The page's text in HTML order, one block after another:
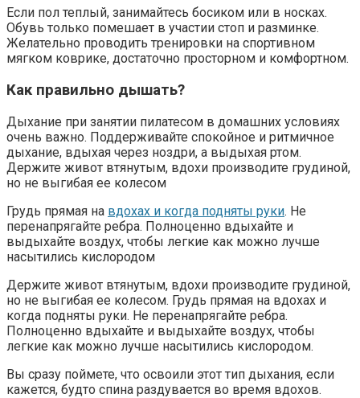
Если пол теплый, занимайтесь босиком или в носках.
Обувь только помешает в участии стоп и разминке.
Желательно проводить тренировки на спортивном
мягком коврике, достаточно просторном и комфортном.
Как правильно дышать?
Дыхание при занятии пилатесом в домашних условиях
очень важно. Поддерживайте спокойное и ритмичное
дыхание, вдыхая через ноздри, а выдыхая ртом.
Держите живот втянутым, вдохи производите грудиной,
но не выгибая ее колесом
Грудь прямая на вдохах и когда подняты руки. Не
перенапрягайте ребра. Полноценно вдыхайте и
выдыхайте воздух, чтобы легкие как можно лучше
насытились кислородом
Держите живот втянутым, вдохи производите грудиной,
но не выгибая ее колесом. Грудь прямая на вдохах и
когда подняты руки. Не перенапрягайте ребра.
Полноценно вдыхайте и выдыхайте воздух, чтобы
легкие как можно лучше насытились кислородом.
Вы сразу поймете, что освоили этот тип дыхания, если
кажется, будто спина раздувается во время вдохов.